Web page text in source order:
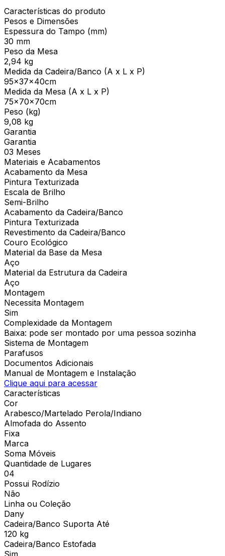
Características do produto
Pesos e Dimensões
Espessura do Tampo (mm)
30 mm
Peso da Mesa
2,94 kg
Medida da Cadeira/Banco (A x L x P)
95x37x40cm
Medida da Mesa (A x L x P)
75x70x70cm
Peso (kg)
9,08 kg
Garantia
Garantia
03 Meses
Materiais e Acabamentos
Acabamento da Mesa
Pintura Texturizada
Escala de Brilho
Semi-Brilho
Acabamento da Cadeira/Banco
Pintura Texturizada
Revestimento da Cadeira/Banco
Couro Ecológico
Material da Base da Mesa
Aço
Material da Estrutura da Cadeira
Aço
Montagem
Necessita Montagem
Sim
Complexidade da Montagem
Baixa: pode ser montado por uma pessoa sozinha
Sistema de Montagem
Parafusos
Documentos Adicionais
Manual de Montagem e Instalação
Clique aqui para acessar
Características
Cor
Arabesco/Martelado Perola/Indiano
Almofada do Assento
Fixa
Marca
Soma Móveis
Quantidade de Lugares
04
Possui Rodízio
Não
Linha ou Coleção
Dany
Cadeira/Banco Suporta Até
120 kg
Cadeira/Banco Estofada
Sim